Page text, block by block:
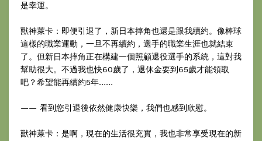
是幸運。
獸神萊卡：即便引退了，新日本摔角也還是跟我續約。像棒球
這樣的職業運動，一旦不再續約，選手的職業生涯也就結束
了。但新日本摔角正在構建一個照顧退役選手的系統，這對我
幫助很大。不過我也快60歲了，退休金要到65歲才能領取
吧？希望能再續約5年……
—— 看到您引退後依然健康快樂，我們也感到欣慰。
獸神萊卡：是啊，現在的生活很充實，我也非常享受現在的新